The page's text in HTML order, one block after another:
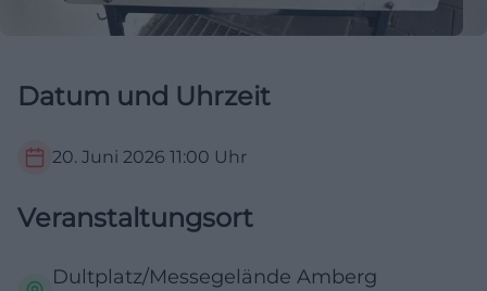
Datum und Uhrzeit
20. Juni 2026 11:00 Uhr
Veranstaltungsort
Dultplatz/Messegelände Amberg